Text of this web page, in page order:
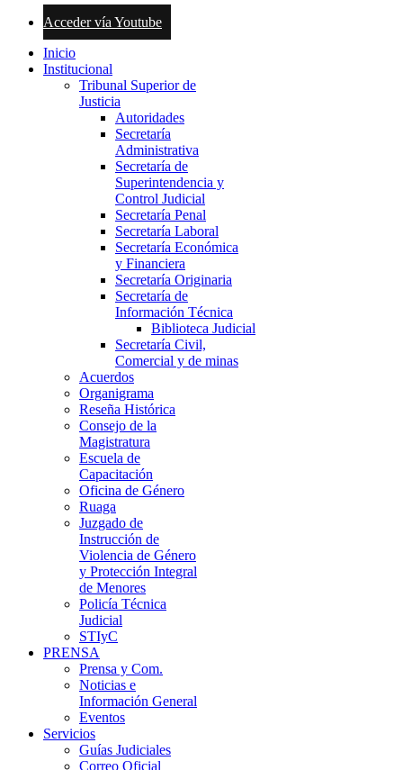
Acceder vía Youtube
Inicio
Institucional
Tribunal Superior de
Justicia
Autoridades
Secretaría
Administrativa
Secretaría de
Superintendencia y
Control Judicial
Secretaría Penal
Secretaría Laboral
Secretaría Económica
y Financiera
Secretaría Originaria
Secretaría de
Información Técnica
Biblioteca Judicial
Secretaría Civil,
Comercial y de minas
Acuerdos
Organigrama
Reseña Histórica
Consejo de la
Magistratura
Escuela de
Capacitación
Oficina de Género
Ruaga
Juzgado de
Instrucción de
Violencia de Género
y Protección Integral
de Menores
Policía Técnica
Judicial
STIyC
PRENSA
Prensa y Com.
Noticias e
Información General
Eventos
Servicios
Guías Judiciales
Correo Oficial